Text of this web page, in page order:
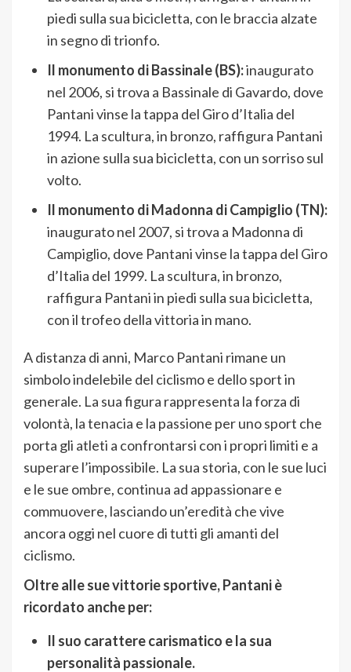
piedi sulla sua bicicletta, con le braccia alzate
in segno di trionfo.
Il monumento di Bassinale (BS):inaugurato
nel 2006, si trova a Bassinale di Gavardo, dove
Pantani vinse la tappa del Giro d’Italia del
1994. La scultura, in bronzo, raffigura Pantani
in azione sulla sua bicicletta, con un sorriso sul
volto.
Il monumento di Madonna di Campiglio (TN):
inaugurato nel 2007, si trova a Madonna di
Campiglio, dove Pantani vinse la tappa del Giro
d’Italia del 1999. La scultura, in bronzo,
raffigura Pantani in piedi sulla sua bicicletta,
con il trofeo della vittoria in mano.
A distanza di anni, Marco Pantani rimane un
simbolo indelebile del ciclismo e dello sport in
generale. La sua figura rappresenta la forza di
volontà, la tenacia e la passione per uno sport che
porta gli atleti a confrontarsi con i propri limiti e a
superare l’impossibile. La sua storia, con le sue luci
e le sue ombre, continua ad appassionare e
commuovere, lasciando un’eredità che vive
ancora oggi nel cuore di tutti gli amanti del
ciclismo.
Oltre alle sue vittorie sportive, Pantani è
ricordato anche per:
Il suo carattere carismatico e la sua
personalità passionale.